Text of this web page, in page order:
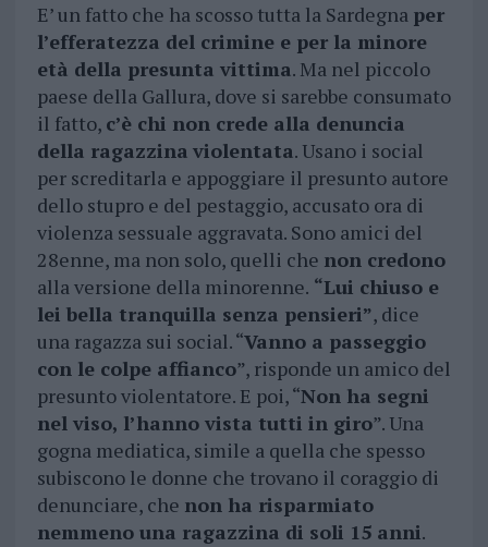
E’ un fatto che ha scosso tutta la Sardegna per
l’efferatezza del crimine e per la minore
età della presunta vittima. Ma nel piccolo
paese della Gallura, dove si sarebbe consumato
il fatto, c’è chi non crede alla denuncia
della ragazzina violentata. Usano i social
per screditarla e appoggiare il presunto autore
dello stupro e del pestaggio, accusato ora di
violenza sessuale aggravata. Sono amici del
28enne, ma non solo, quelli che non credono
alla versione della minorenne. “Lui chiuso e
lei bella tranquilla senza pensieri”, dice
una ragazza sui social. “Vanno a passeggio
con le colpe affianco”, risponde un amico del
presunto violentatore. E poi, “Non ha segni
nel viso, l’hanno vista tutti in giro”. Una
gogna mediatica, simile a quella che spesso
subiscono le donne che trovano il coraggio di
denunciare, che non ha risparmiato
nemmeno una ragazzina di soli 15 anni.